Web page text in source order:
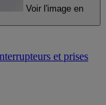
Voir l'image en